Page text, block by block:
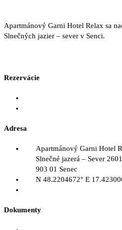
Apartmánový Garni Hotel Relax sa
Slnečných jazier – sever v Senci.
Rezervácie
Adresa
Apartmánový Garni Hotel
Slnečné jazerá – Sever
903 01 Senec
N 48.2204672° E
Dokumenty